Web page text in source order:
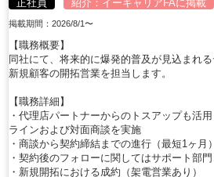
正社員 紹介： イーキャリアFAに掲載
掲載期間：2026/8/1〜
【職務概要】
同社にて、将来的に爆発的普及が見込まれ
新規顧客の開拓営業を担当します。
【職務詳細】
・代理店パートナーからのトスアップも活
ラインおよび対面商談を実施
・商談から契約締結までの進行（最短1ヶ月）
・契約後のフォローに関してはサポート部
・新規開拓における成約（架電営業あり）